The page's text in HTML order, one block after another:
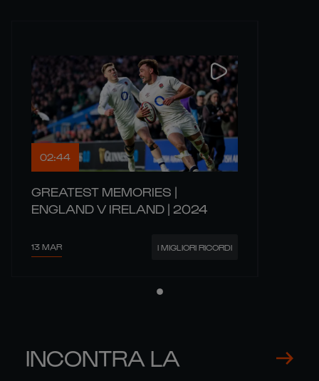
02:44
GREATEST MEMORIES |
ENGLAND V IRELAND | 2024
13 MAR I MIGLIORI RICORDI
INCONTRA LA